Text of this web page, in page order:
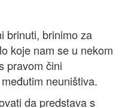
brinuti, brinimo za
koje nam se u nekom
pravom čini
neuništiva.
da predstava s